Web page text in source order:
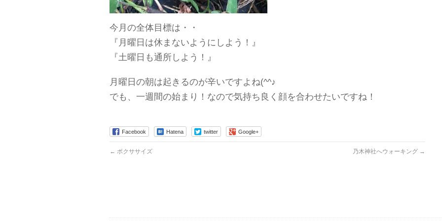
今月の全体目標は・・
『月曜日は休まないようにしよう！』
『土曜日も通所しよう！』
月曜日の朝は起きるのが辛いですよね(^^♪
でも、一週間の始まり！なので気持ち良く顔を合わせたいですね！
Facebook Hatena twitter Google+
← ボクササイズ 乃木神社へウォーキング →